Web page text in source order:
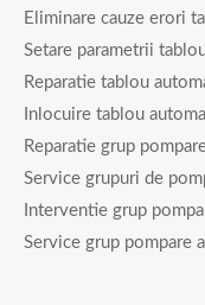
Eliminare cauze erori
Setare parametrii
Reparatie tablou
Inlocuire tablou
Reparatie grup
Service grupuri de
Interventie grup
Service grup pompare